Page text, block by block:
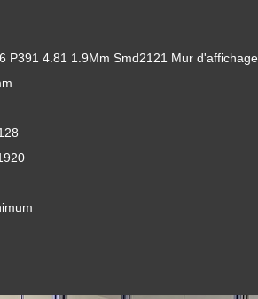
P391 4.81 1.9Mm Smd2121 Mur d'affichage